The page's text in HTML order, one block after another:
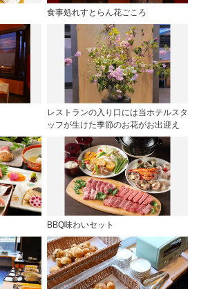
食事処れすとらん花ごころ
レストランの入り口には当ホテルスタ
ッフが生けた季節のお花がお出迎え
BBQ味わいセット